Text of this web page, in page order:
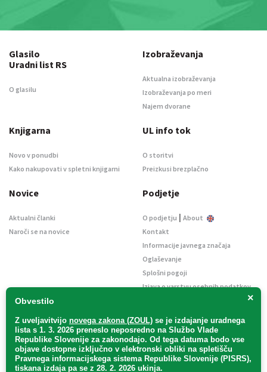
×
Obvestilo
Z uveljavitvijo novega zakona (ZOUL) se je izdajanje uradnega
lista s 1. 3. 2026 preneslo neposredno na Službo Vlade
Republike Slovenije za zakonodajo. Od tega datuma bodo vse
objave dostopne izključno v elektronski obliki na spletišču
Pravnega informacijskega sistema Republike Slovenije (PISRS),
tiskana izdaja pa se z 28. 2. 2026 ukinja.
Glasilo
Uradni list RS
O glasilu
Izobraževanja
Aktualna izobraževanja
Izobraževanja po meri
Najem dvorane
Knjigarna
Novo v ponudbi
Kako nakupovati v spletni knjigarni
UL info tok
O storitvi
Preizkusi brezplačno
Novice
Aktualni članki
Naroči se na novice
Podjetje
O podjetju | About
Kontakt
Informacije javnega značaja
Oglaševanje
Splošni pogoji
Izjava o varstvu osebnih podatkov
Uradni list d. o. o. – v likvidaciji / Vse pravice pridržane.